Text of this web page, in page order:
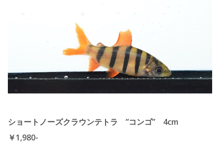
ショートノーズクラウンテトラ ”コンゴ” 4cm
￥1,980-